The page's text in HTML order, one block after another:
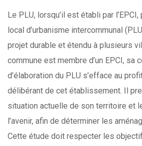
Le PLU, lorsqu’il est établi par
local d’urbanisme intercommunal
projet durable et étendu à plusieurs
commune est membre d’un EPCI, sa
d’élaboration du PLU s’efface au
délibérant de cet établissement. Il
situation actuelle de son territoire et
l’avenir, afin de déterminer les
Cette étude doit respecter les